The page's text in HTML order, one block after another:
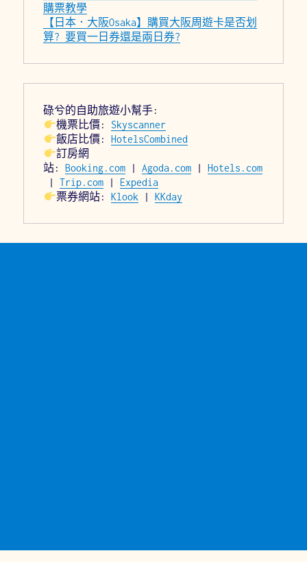
購票教學
【日本．大阪Osaka】購買大阪周遊卡是否划
算? 要買一日券還是兩日券?
碌兮的自助旅遊小幫手:
機票比價: Skyscanner
飯店比價: HotelsCombined
訂房網
站: Booking.com | Agoda.com | Hotels.com
| Trip.com | Expedia
票券網站: Klook | KKday